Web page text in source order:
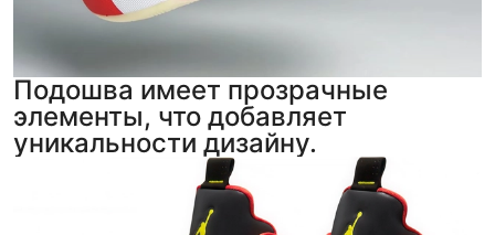
Подошва имеет прозрачные
элементы, что добавляет
уникальности дизайну.